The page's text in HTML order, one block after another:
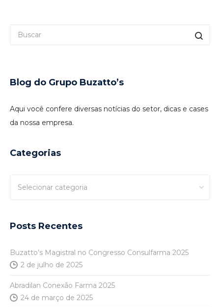
Blog do Grupo Buzatto’s
Aqui você confere diversas notícias do setor, dicas e cases
da nossa empresa.
Categorias
Posts Recentes
Buzatto’s Magistral no Congresso Consulfarma 2025
2 de julho de 2025
Abradilan Conexão Farma 2025
24 de março de 2025